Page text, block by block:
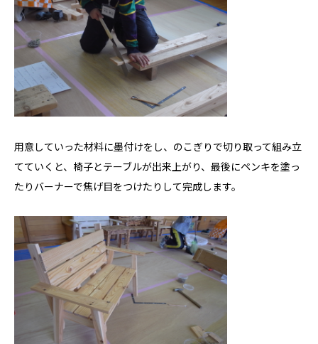
私たちについて
ホクシンの歩み
用意していった材料に墨付けをし、のこぎりで切り取って組み立
てていくと、椅子とテーブルが出来上がり、最後にペンキを塗っ
たりバーナーで焦げ目をつけたりして完成します。